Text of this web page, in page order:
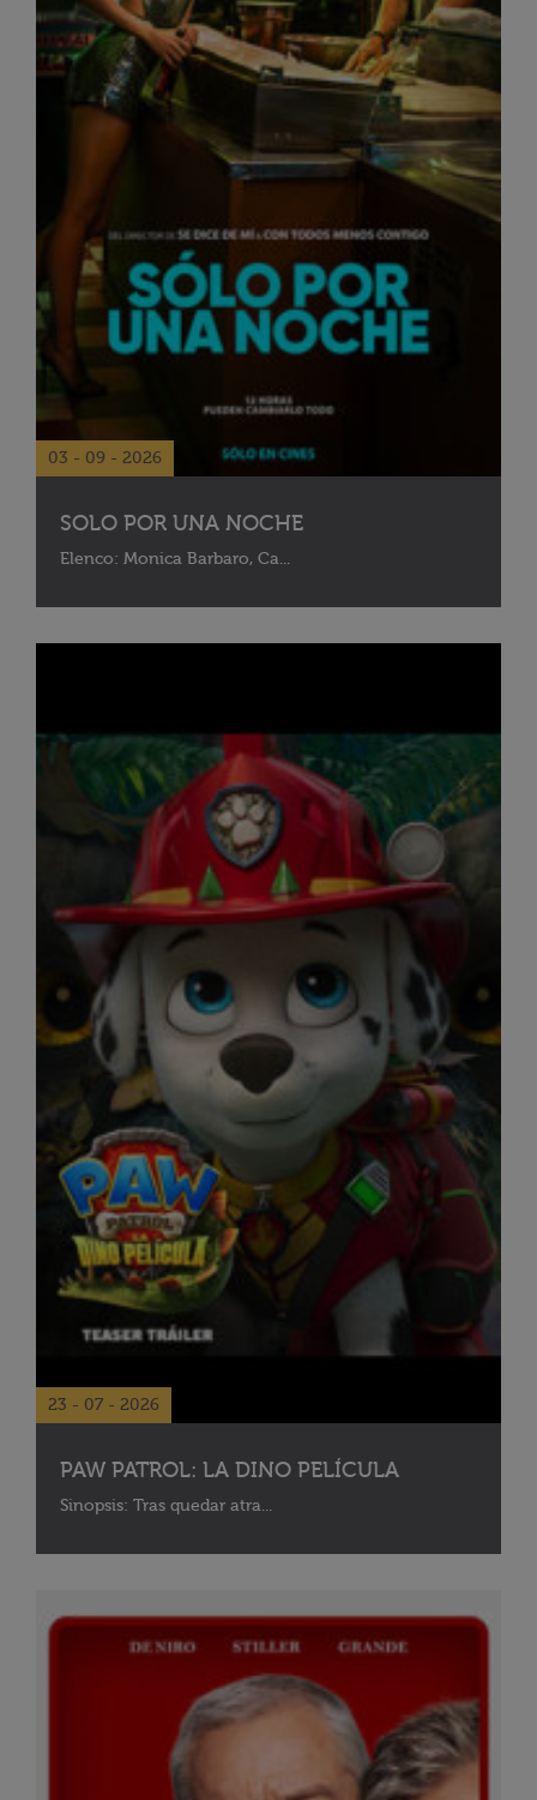
03 - 09 - 2026
SOLO POR UNA NOCHE
Elenco: Monica Barbaro, Ca...
23 - 07 - 2026
PAW PATROL: LA DINO PELÍCULA
Sinopsis: Tras quedar atra...